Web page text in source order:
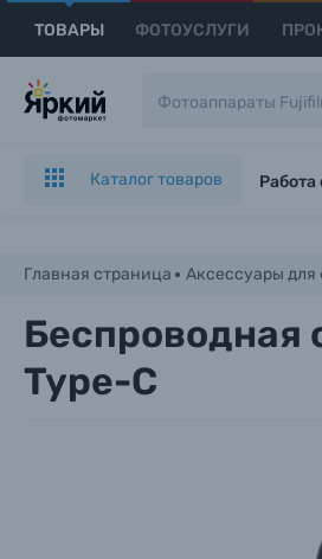
ТОВАРЫ ФОТОУСЛУГИ
Каталог товаров
Главная страница Аксессуары для
Беспроводная
Type-C